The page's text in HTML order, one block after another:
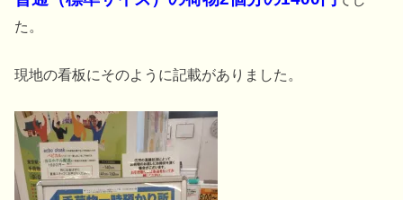
た。
現地の看板にそのように記載がありました。